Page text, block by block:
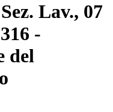
Lav., 07
-
del